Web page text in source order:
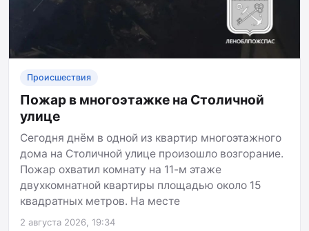
Происшествия
Пожар в многоэтажке на Столичной
улице
Сегодня днём в одной из квартир многоэтажного
дома на Столичной улице произошло возгорание.
Пожар охватил комнату на 11-м этаже
двухкомнатной квартиры площадью около 15
квадратных метров. На месте
2 августа 2026, 19:34